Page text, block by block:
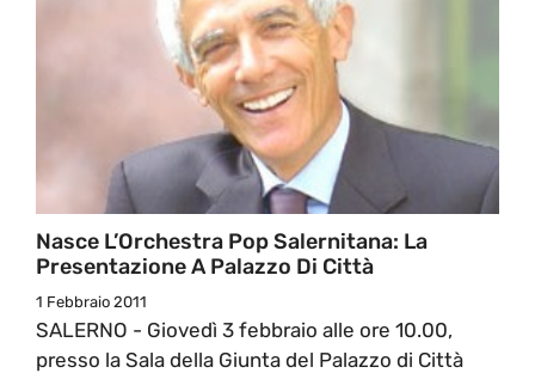
Nasce L’Orchestra Pop Salernitana: La
Presentazione A Palazzo Di Città
1 Febbraio 2011
SALERNO - Giovedì 3 febbraio alle ore 10.00,
presso la Sala della Giunta del Palazzo di Città